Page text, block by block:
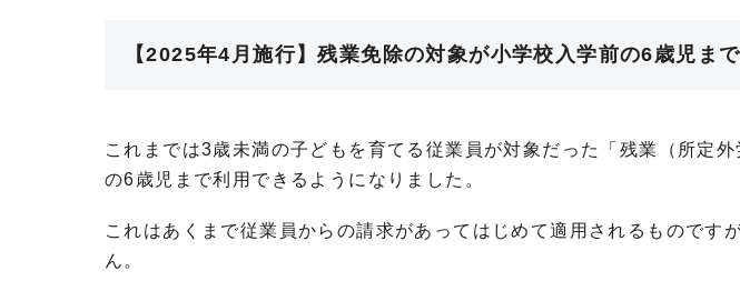
【2025年4月施行】残業免除の対象が小学校入学前の6歳児ま
これまでは3歳未満の子どもを育てる従業員が対象だった「残業（所定
の6歳児まで利用できるようになりました。
これはあくまで従業員からの請求があってはじめて適用されるものです
ん。